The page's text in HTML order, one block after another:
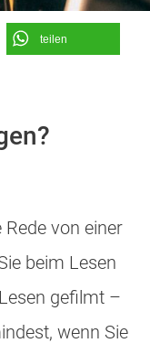
teilen
von einer
beim Lesen
gefilmt –
wenn Sie